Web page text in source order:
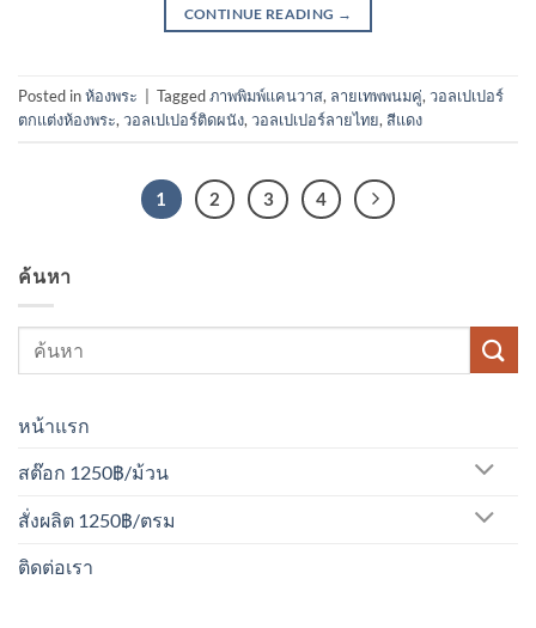
CONTINUE READING →
Posted inห้องพระ Taggedภาพพิมพ์แคนวาส, ลายเทพพนมคู่,วอลเปเปอร์
ตกแต่งห้องพระ,วอลเปเปอร์ติดผนัง,วอลเปเปอร์ลายไทย, สีแดง
1 2 3 4
ค้นหา
หน้าแรก
สต๊อก 1250฿/ม้วน
สั่งผลิต 1250฿/ตรม
ติดต่อเรา